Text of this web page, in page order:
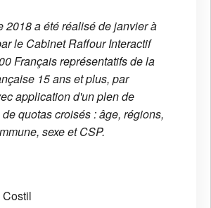
2018 a été réalisé de janvier à
le Cabinet Raffour Interactif
Français représentatifs de la
15 ans et plus, par
application d'un plen de
quotas croisés : âge, régions,
sexe et CSP.